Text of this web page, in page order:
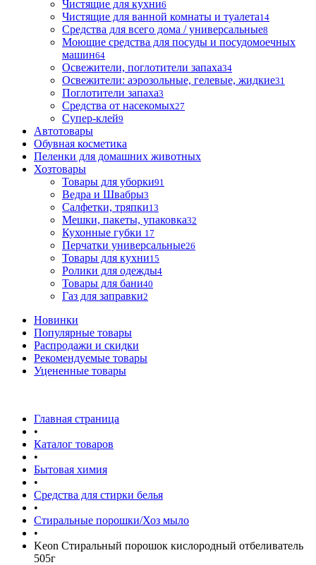
Чистящие для кухни6
Чистящие для ванной комнаты и туалета14
Средства для всего дома / универсальные8
Моющие средства для посуды и посудомоечных
машин64
Освежители, поглотители запаха34
Освежители: аэрозольные, гелевые, жидкие31
Поглотители запаха3
Средства от насекомых27
Супер-клей9
Автотовары
Обувная косметика
Пеленки для домашних животных
Хозтовары
Товары для уборки91
Ведра и Швабры3
Салфетки, тряпки13
Мешки, пакеты, упаковка32
Кухонные губки 17
Перчатки универсальные26
Товары для кухни15
Ролики для одежды4
Товары для бани40
Газ для заправки2
Новинки
Популярные товары
Распродажи и скидки
Рекомендуемые товары
Уцененные товары
Главная страница
•
Каталог товаров
•
Бытовая химия
•
Средства для стирки белья
•
Стиральные порошки/Хоз мыло
•
Keon Стиральный порошок кислородный отбеливатель
505г